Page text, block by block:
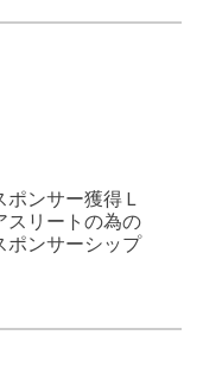
ンサー獲得Ｌ
スリートの為の
ポンサーシップ